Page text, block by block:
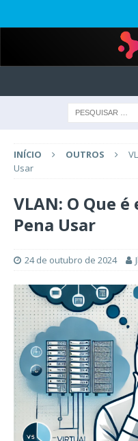
INÍCIO OUTROS
Usar
VLAN: O Que é
Pena Usar
24 de outubro de 2024